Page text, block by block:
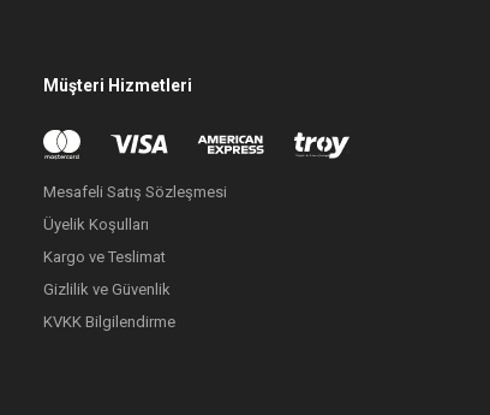
Müşteri Hizmetleri
Mesafeli Satış Sözleşmesi
Üyelik Koşulları
Kargo ve Teslimat
Gizlilik ve Güvenlik
KVKK Bilgilendirme